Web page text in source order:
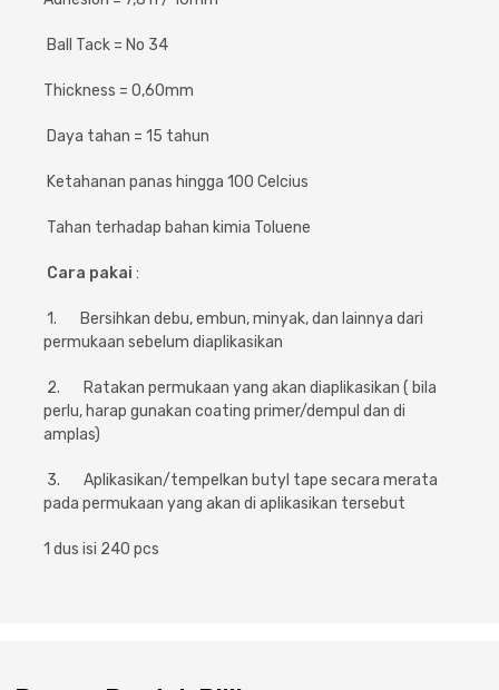
Ball Tack = No 34
Thickness = 0,60mm
Daya tahan = 15 tahun
Ketahanan panas hingga 100 Celcius
Tahan terhadap bahan kimia Toluene
Cara pakai :
1. Bersihkan debu, embun, minyak, dan lainnya dari
permukaan sebelum diaplikasikan
2. Ratakan permukaan yang akan diaplikasikan ( bila
perlu, harap gunakan coating primer/dempul dan di
amplas)
3. Aplikasikan/tempelkan butyl tape secara merata
pada permukaan yang akan di aplikasikan tersebut
1 dus isi 240 pcs